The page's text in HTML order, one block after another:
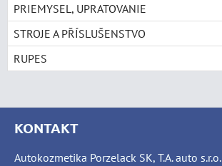
PRIEMYSEL, UPRATOVANIE
STROJE A PŘÍSLUŠENSTVO
RUPES
KONTAKT
Autokozmetika Porzelack SK, T.A. auto s.r.o.